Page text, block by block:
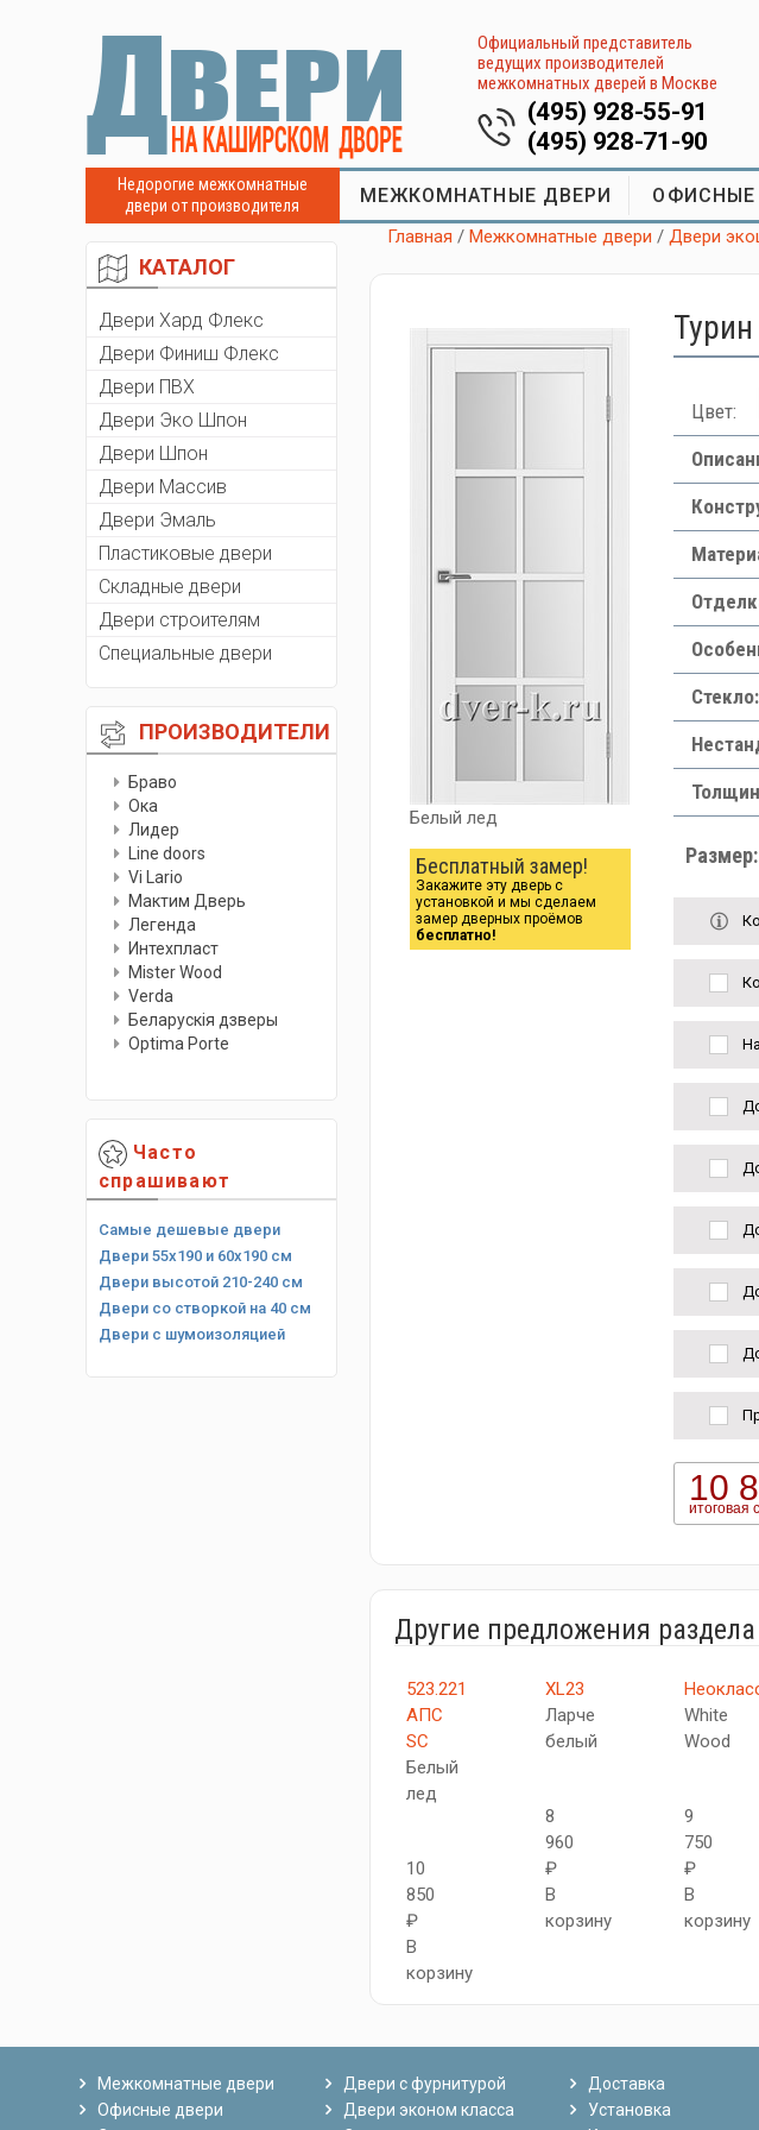
Официальный представитель
ведущих производителей
межкомнатных дверей в Москве
(495) 928-55-91
(495) 928-71-90
Недорогие межкомнатные
двери от производителя
МЕЖКОМНАТНЫЕ ДВЕРИ ОФИСНЫЕ
КАТАЛОГ
Двери Хард Флекс
Двери Финиш Флекс
Двери ПВХ
Двери Эко Шпон
Двери Шпон
Двери Массив
Двери Эмаль
Пластиковые двери
Складные двери
Двери строителям
Специальные двери
ПРОИЗВОДИТЕЛИ
Браво
Ока
Лидер
Line doors
Vi Lario
Мактим Дверь
Легенда
Интехпласт
Мister Wood
Verda
Беларускiя дзверы
Optima Porte
Часто
спрашивают
Самые дешевые двери
Двери 55х190 и 60х190 см
Двери высотой 210-240 см
Двери со створкой на 40 см
Двери с шумоизоляцией
Главная /Межкомнатные двери /Двери
Белый лед
Бесплатный замер!
Закажите эту дверь с
установкой и мы сделаем
замер дверных проёмов
бесплатно!
Цвет:
Стекло:
Размер:
10
итоговая
Другие предложения раздела
523.221
АПС
SC
Белый
лед
10
850
₽
В
корзину
XL23
Ларче
белый
8
960
₽
В
корзину
White
Wood
9
750
₽
В
корзину
Межкомнатные двери
Офисные двери
Двери с фурнитурой
Двери эконом класса
Доставка
Установка